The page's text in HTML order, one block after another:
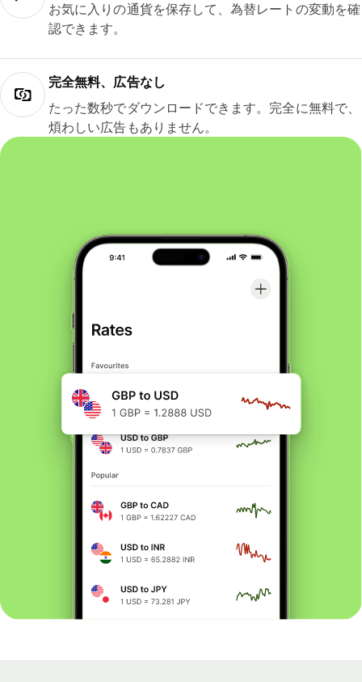
お気に入りの通貨を保存して、為替レートの変動を確
認できます。
完全無料、広告なし
たった数秒でダウンロードできます。完全に無料で、
煩わしい広告もありません。